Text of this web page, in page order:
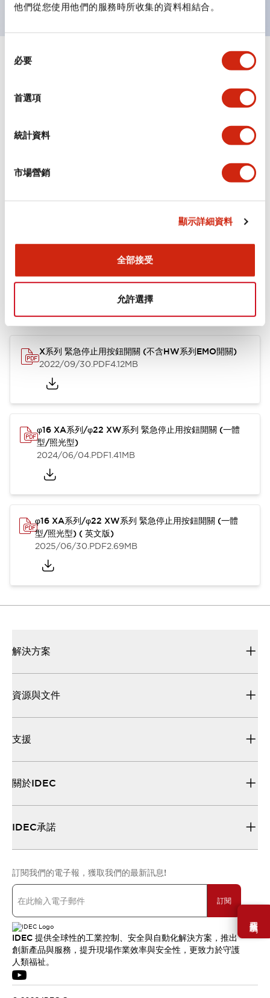
他們從您使用他們的服務時所收集的資料相結合。
必要
首選項
統計資料
市場營銷
顯示詳細資料
全部接受
允許選擇
需要幫助嗎？
規格 顯示全部+
審美規範
使用說明書 其他
X系列 緊急停止用按鈕開關 (不含HW系列EMO開關)
2022/09/30.PDF4.12MB
φ16 XA系列/φ22 XW系列 緊急停止用按鈕開關 (一體
型/照光型)
2024/06/04.PDF1.41MB
φ16 XA系列/φ22 XW系列 緊急停止用按鈕開關 (一體
型/照光型) ( 英文版)
2025/06/30.PDF2.69MB
解決方案
資源與文件
支援
關於IDEC
IDEC承諾
訂閱我們的電子報，獲取我們的最新訊息!
訂閱
IDEC 提供全球性的工業控制、安全與自動化解決方案，推出
創新產品與服務，提升現場作業效率與安全性，更致力於守護
人類福祉。